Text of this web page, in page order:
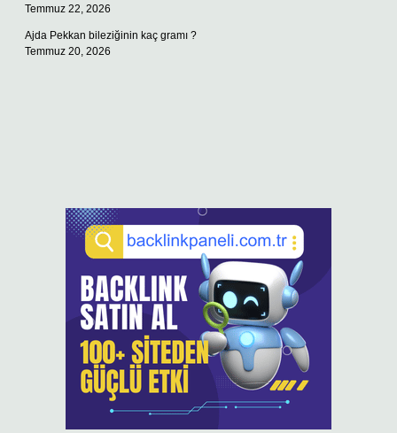
Temmuz 22, 2026
Ajda Pekkan bileziğinin kaç gramı ?
Temmuz 20, 2026